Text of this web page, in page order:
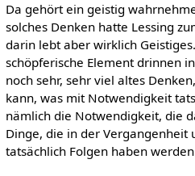
Da gehört ein geistig
solches Denken hatte Lessing
darin lebt aber wirklich
schöpferische Element drinnen
noch sehr, sehr viel altes
kann, was mit Notwendigkeit
nämlich die Notwendigkeit, die
Dinge, die in der Vergangenheit
tatsächlich Folgen haben